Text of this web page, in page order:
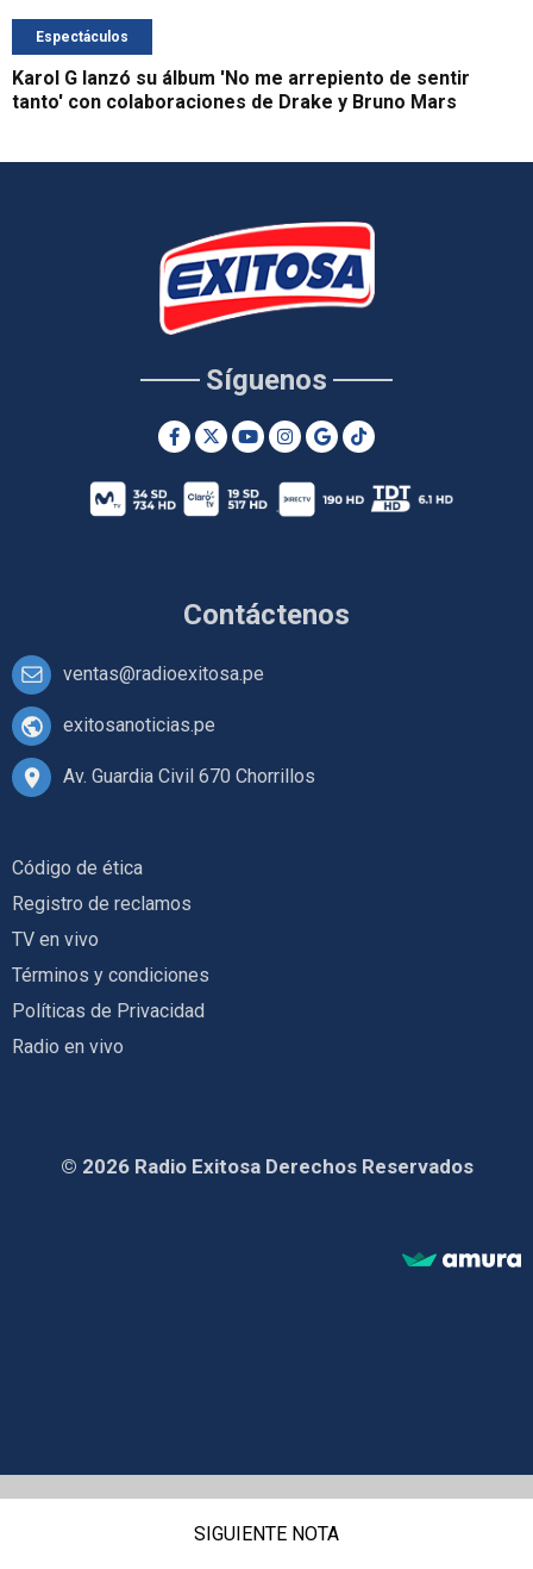
Espectáculos
Karol G lanzó su álbum 'No me arrepiento de sentir
tanto' con colaboraciones de Drake y Bruno Mars
Contáctenos
ventas@radioexitosa.pe
exitosanoticias.pe
Av. Guardia Civil 670 Chorrillos
Síguenos
Código de ética
Registro de reclamos
TV en vivo
Términos y condiciones
Políticas de Privacidad
Radio en vivo
© 2026 Radio Exitosa Derechos Reservados
SIGUIENTE NOTA